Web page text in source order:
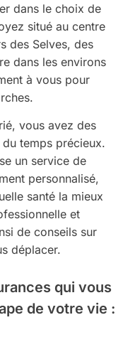
dans le choix de
situé au centre
des Selves, des
dans les environs
à vous pour
vous avez des
temps précieux.
un service de
personnalisé,
santé la mieux
et
de conseils sur
déplacer.
qui vous
de votre vie :